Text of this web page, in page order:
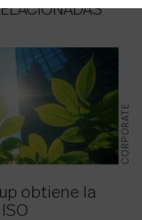
CORPORATE
obtiene la